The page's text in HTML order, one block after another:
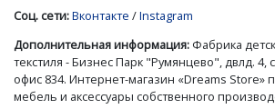
Соц. сети:Вконтакте /Instagram
Дополнительная информация: Фабрика
текстиля - Бизнес Парк "Румянцево", двлд. 4,
офис 834. Интернет-магазин «Dreams Store»
мебель и аксессуары собственного